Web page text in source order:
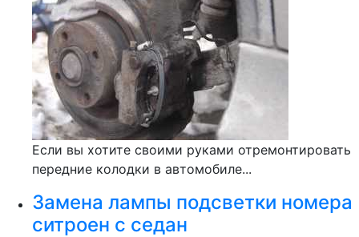
Если вы хотите своими руками отремонтировать
передние колодки в автомобиле...
Замена лампы подсветки номера
ситроен с седан